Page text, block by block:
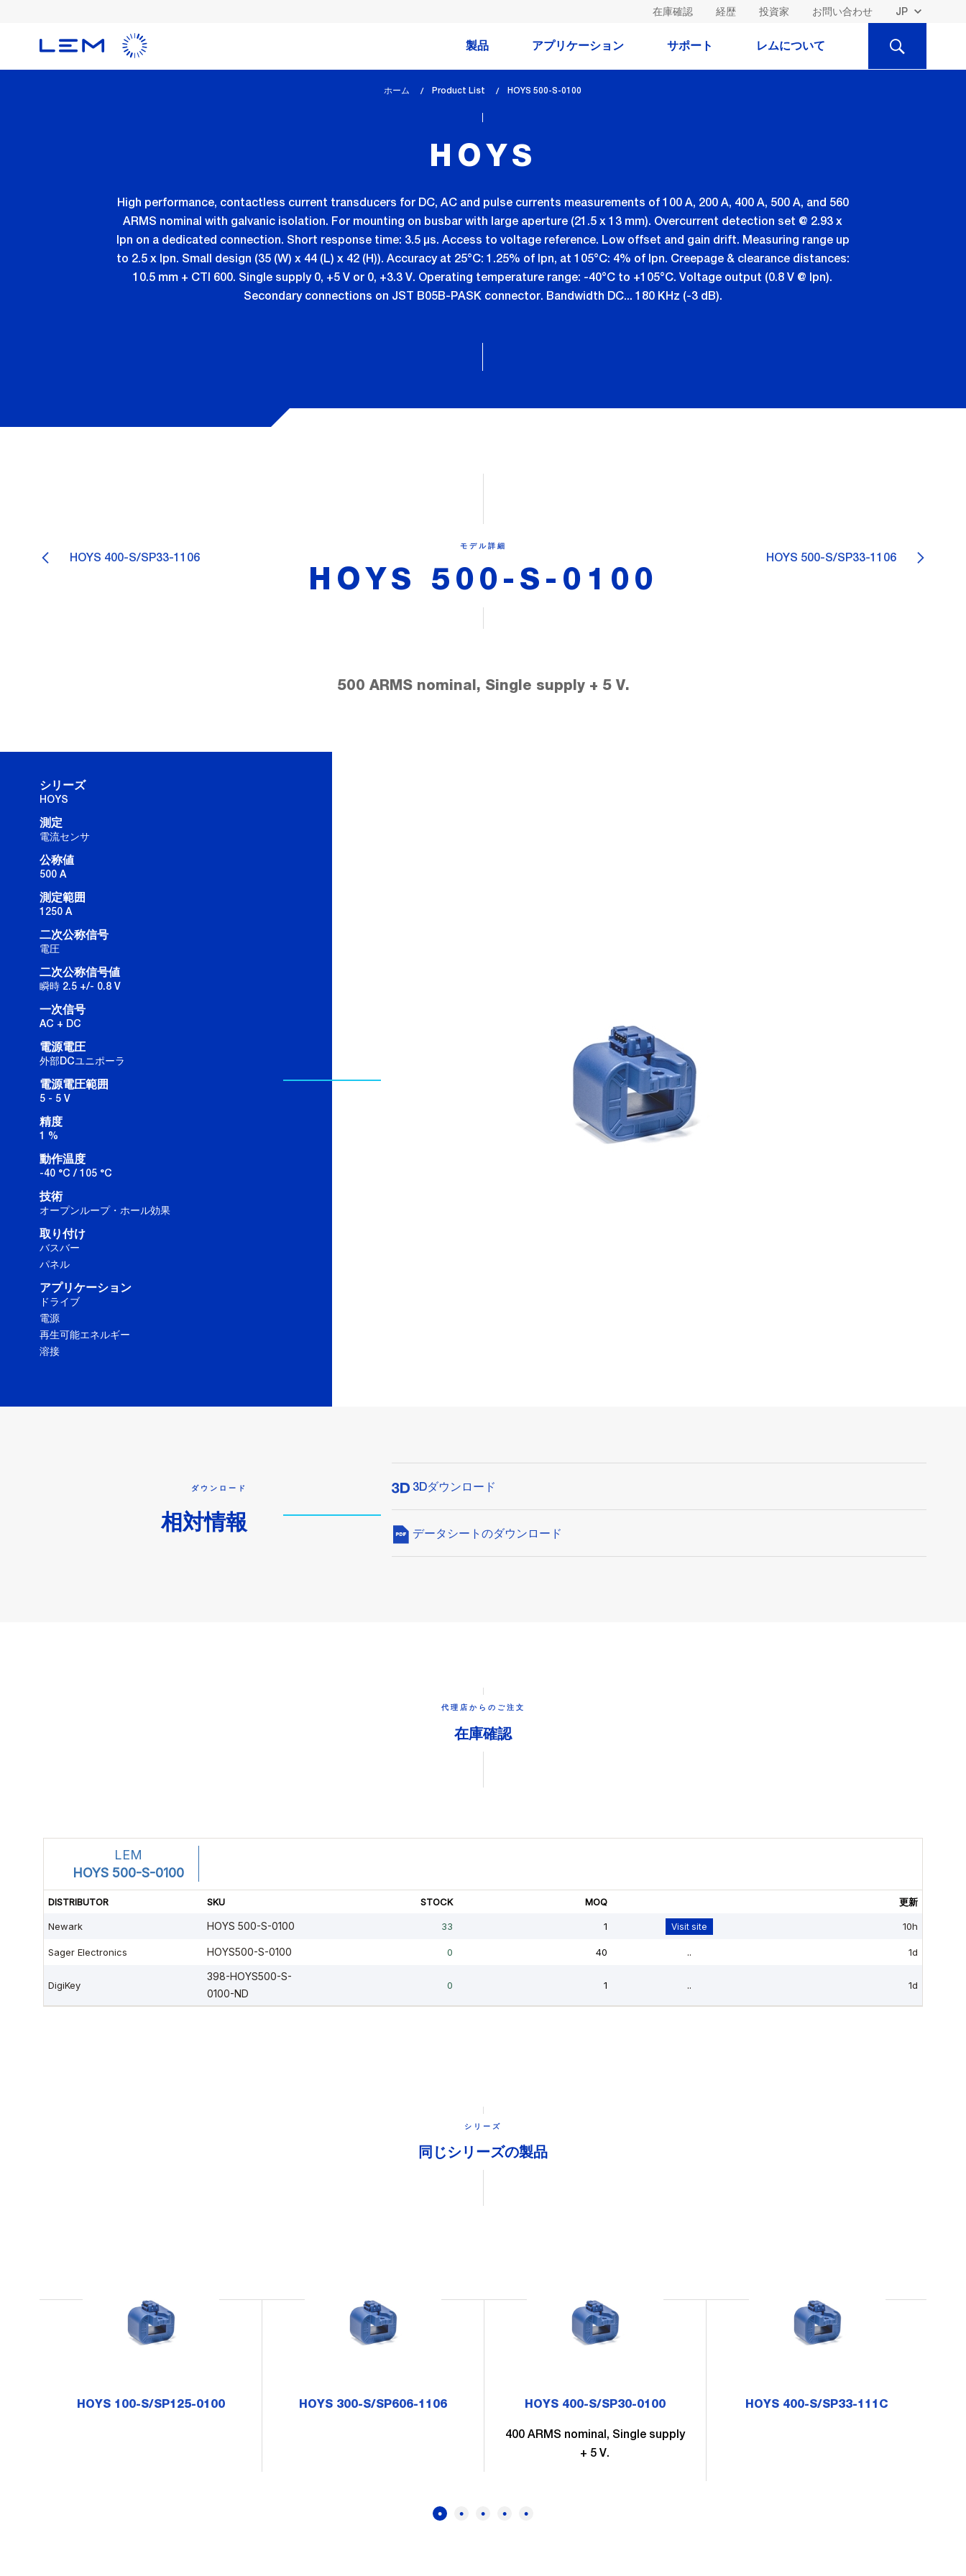
在庫確認 経歴 投資家 お問い合わせ
製品 アプリケーション サポート レムについて
検
ホーム Product List
lem_current_page
HOYS 500-S-0100
HOYS
High performance, contactless current transducers for DC, AC and pulse currents measurements of 100 A, 200 A, 400 A, 500 A, and 560
ARMS nominal with galvanic isolation. For mounting on busbar with large aperture (21.5 x 13 mm). Overcurrent detection set @ 2.93 x
Ipn on a dedicated connection. Short response time: 3.5 µs. Access to voltage reference. Low offset and gain drift. Measuring range up
to 2.5 x Ipn. Small design (35 (W) x 44 (L) x 42 (H)). Accuracy at 25°C: 1.25% of Ipn, at 105°C: 4% of Ipn. Creepage & clearance distances:
10.5 mm + CTI 600. Single supply 0, +5 V or 0, +3.3 V. Operating temperature range: -40°C to +105°C. Voltage output (0.8 V @ Ipn).
Secondary connections on JST B05B-PASK connector. Bandwidth DC... 180 KHz (-3 dB).
HOYS 400-S/SP33-1106 HOYS 500-S/SP33-1106
モデル詳細
HOYS 500-S-0100
500 ARMS nominal, Single supply + 5 V.
シリーズ
HOYS
測定
電流センサ
公称値
500 A
測定範囲
1250 A
二次公称信号
電圧
二次公称信号値
瞬時 2.5 +/- 0.8 V
一次信号
AC + DC
電源電圧
外部DCユニポーラ
電源電圧範囲
5 - 5 V
精度
1 %
動作温度
-40 °C / 105 °C
技術
オープンループ・ホール効果
取り付け
バスバー
パネル
アプリケーション
ドライブ
電源
再生可能エネルギー
溶接
ダウンロード
相対情報
3Dダウンロード
データシートのダウンロード
代理店からのご注文
在庫確認
シリーズ
同じシリーズの製品
HOYS 100-S/SP125-0100 HOYS 300-S/SP606-1106 HOYS 400-S/SP30-0100
400 ARMS nominal, Single supply
+ 5 V.
HOYS 400-S/SP33-111C